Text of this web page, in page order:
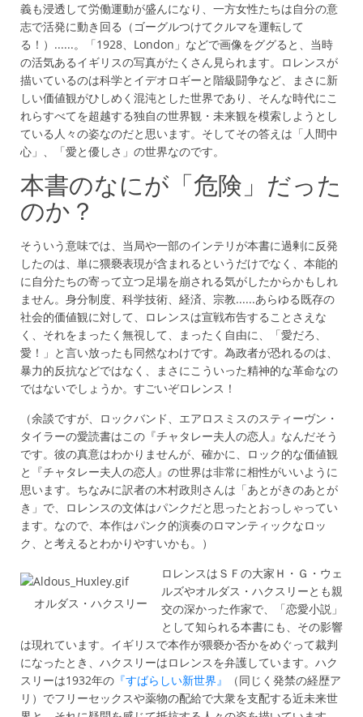
義も浸透して労働運動が盛んになり、一方女性たちは自分の意
志で活発に動き回る（ゴーグルつけてクルマを運転して
る！）......。「1928、London」などで画像をググると、当時
の活気あるイギリスの写真がたくさん見られます。ロレンスが
描いているのは科学とイデオロギーと階級闘争など、まさに新
しい価値観がひしめく混沌とした世界であり、そんな時代にこ
れらすべてを超越する独自の世界観・未来観を模索しようとし
ている人々の姿なのだと思います。そしてその答えは「人間中
心」、「愛と優しさ」の世界なのです。
本書のなにが「危険」だった
のか？
そういう意味では、当局や一部のインテリが本書に過剰に反発
したのは、単に猥褻表現が含まれるというだけでなく、本能的
に自分たちの寄って立つ足場を崩される気がしたからかもしれ
ません。身分制度、科学技術、経済、宗教......あらゆる既存の
社会的価値観に対して、ロレンスは宣戦布告することさえな
く、それをまったく無視して、まったく自由に、「愛だろ、
愛！」と言い放ったも同然なわけです。為政者が恐れるのは、
暴力的反抗などではなく、まさにこういった精神的な革命なの
ではないでしょうか。すごいぞロレンス！
（余談ですが、ロックバンド、エアロスミスのスティーヴン・
タイラーの愛読書はこの『チャタレー夫人の恋人』なんだそう
です。彼の真意はわかりませんが、確かに、ロック的な価値観
と『チャタレー夫人の恋人』の世界は非常に相性がいいように
思います。ちなみに訳者の木村政則さんは「あとがきのあとが
き」で、ロレンスの文体はパンクだと思ったとおっしゃってい
ます。なので、本作はパンク的演奏のロマンティックなロッ
ク、と考えるとわかりやすいかも。）
オルダス・ハクスリー
ロレンスはＳＦの大家Ｈ・Ｇ・ウェ
ルズやオルダス・ハクスリーとも親
交の深かった作家で、「恋愛小説」
として知られる本書にも、その影響
は現れています。イギリスで本作が猥褻か否かをめぐって裁判
になったとき、ハクスリーはロレンスを弁護しています。ハク
スリーは1932年の 『すばらしい新世界』
（同じく発禁の経歴ア
リ）でフリーセックスや薬物の配給で大衆を支配する近未来世